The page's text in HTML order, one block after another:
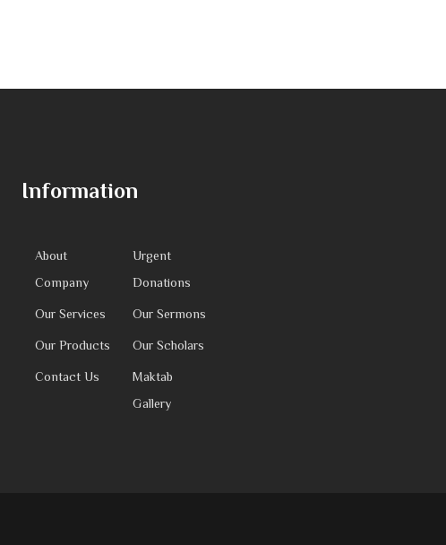
Information
About
Company
Urgent
Donations
Our Services Our Sermons
Our Products Our Scholars
Contact Us
Maktab
Gallery